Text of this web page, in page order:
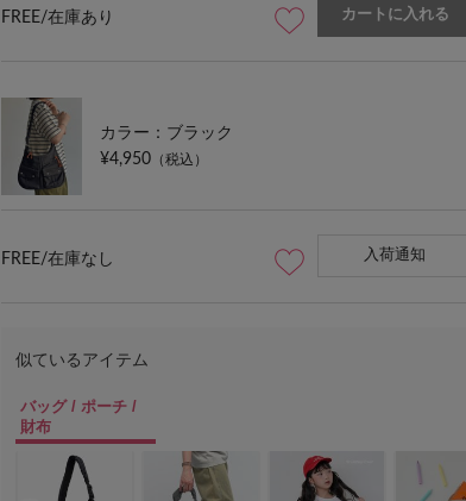
FREE/在庫あり カートに入れる
カラー：ブラック
¥4,950 （税込）
FREE/在庫なし 入荷通知